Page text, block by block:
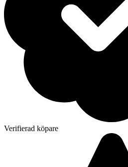
Verifierad köpare